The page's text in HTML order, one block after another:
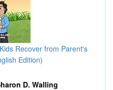
Recover from Parent's
Edition)
D. Walling